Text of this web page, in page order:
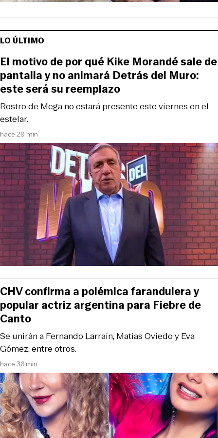
LO ÚLTIMO
hace 29 min
Rostro de Mega no estará presente este viernes en el
estelar.
El motivo de por qué Kike Morandé sale de
pantalla y no animará Detrás del Muro:
este será su reemplazo
hace 36 min
Se unirán a Fernando Larraín, Matías Oviedo y Eva
Gómez, entre otros.
CHV confirma a polémica farandulera y
popular actriz argentina para Fiebre de
Canto